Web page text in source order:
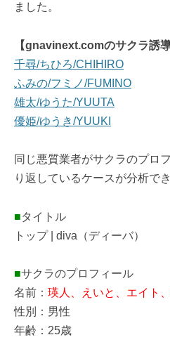
ました。
【gnavinext.comのサクラ誘導
千尋/ちひろ/CHIHIRO
ふみの/フミノ/FUMINO
雄太/ゆうた/YUUTA
優姫/ゆうき/YUUKI
同じ悪質業者がサクラのプロ
り返しているケースが分析でき
■タイトル
トップ | diva（ディーバ）
■サクラのプロフィール
名前： 瑛人、えいと、エイト
性別：男性
年齢：25歳